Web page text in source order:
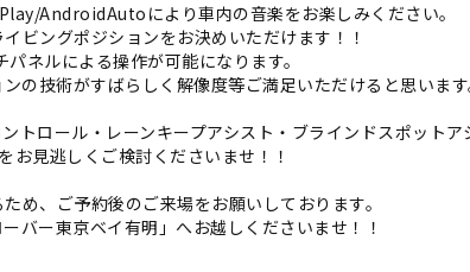
AndroidAutoにより車内の音楽をお楽しみください。
ビングポジションをお決めいただけます！！
ネルによる操作が可能になります。
の技術がすばらしく解像度等ご満足いただけると思います
トロール・レーンキープアシスト・ブラインドスポットア
お見逃しくご検討くださいませ！！
め、ご予約後のご来場をお願いしております。
バー東京ベイ有明」へお越しくださいませ！！